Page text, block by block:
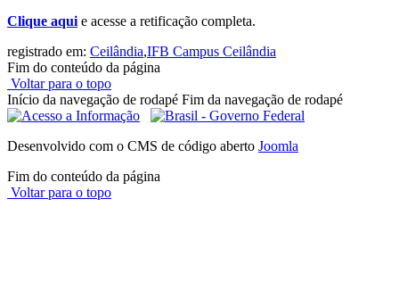
Clique aqui e acesse a retificação completa.
registrado em: Ceilândia,IFB Campus Ceilândia
Fim do conteúdo da página
Voltar para o topo
Início da navegação de rodapé Fim da navegação de rodapé
Desenvolvido com o CMS de código aberto Joomla
Fim do conteúdo da página
Voltar para o topo